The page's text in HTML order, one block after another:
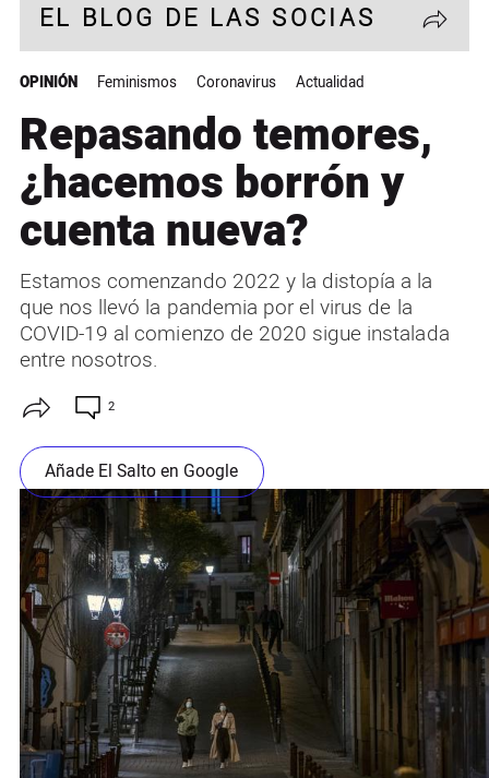
EL BLOG DE LAS SOCIAS
OPINIÓN Feminismos Coronavirus Actualidad
Repasando temores,
¿hacemos borrón y
cuenta nueva?
Estamos comenzando 2022 y la distopía a la
que nos llevó la pandemia por el virus de la
COVID-19 al comienzo de 2020 sigue instalada
entre nosotros.
2
Añade El Salto en Google